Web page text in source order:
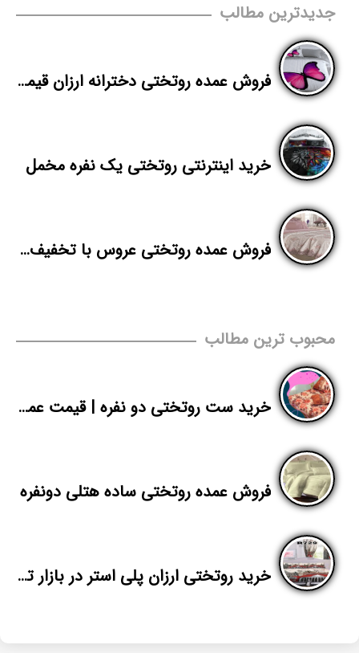
جدیدترین مطالب
فروش عمده روتختی دخترانه ارزان قیمت
خرید اینترنتی روتختی یک نفره مخمل
فروش عمده روتختی عروس با تخفیف مناسب
محبوب ترین مطالب
خرید ست روتختی دو نفره | قیمت عمده روتختی ایرانی پلی استر
فروش عمده روتختی ساده هتلی دونفره
خرید روتختی ارزان پلی استر در بازار تهران